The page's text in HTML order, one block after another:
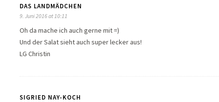
DAS LANDMÄDCHEN
9. Juni 2016 at 10:11
Oh da mache ich auch gerne mit =)
Und der Salat sieht auch super lecker aus!
LG Christin
SIGRIED NAY-KOCH